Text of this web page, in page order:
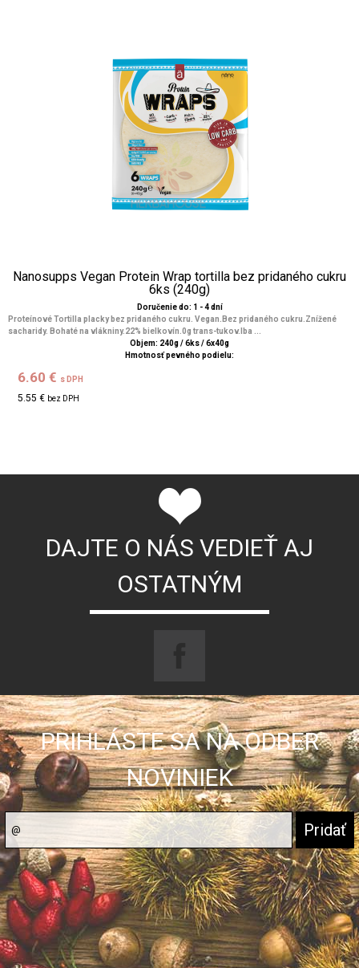
Nanosupps Vegan Protein Wrap tortilla bez pridaného cukru
6ks (240g)
Doručenie do: 1 - 4 dní
Proteínové Tortilla placky bez pridaného cukru. Vegan.Bez pridaného cukru.Znížené
sacharidy. Bohaté na vlákniny.22% bielkovín.0g trans-tukov.Iba ...
Objem: 240g / 6ks / 6x40g
Hmotnosť pevného podielu:
6.60 € s DPH
5.55 € bez DPH
DAJTE O NÁS VEDIEŤ AJ
OSTATNÝM
PRIHLÁSTE SA NA ODBER
NOVINIEK